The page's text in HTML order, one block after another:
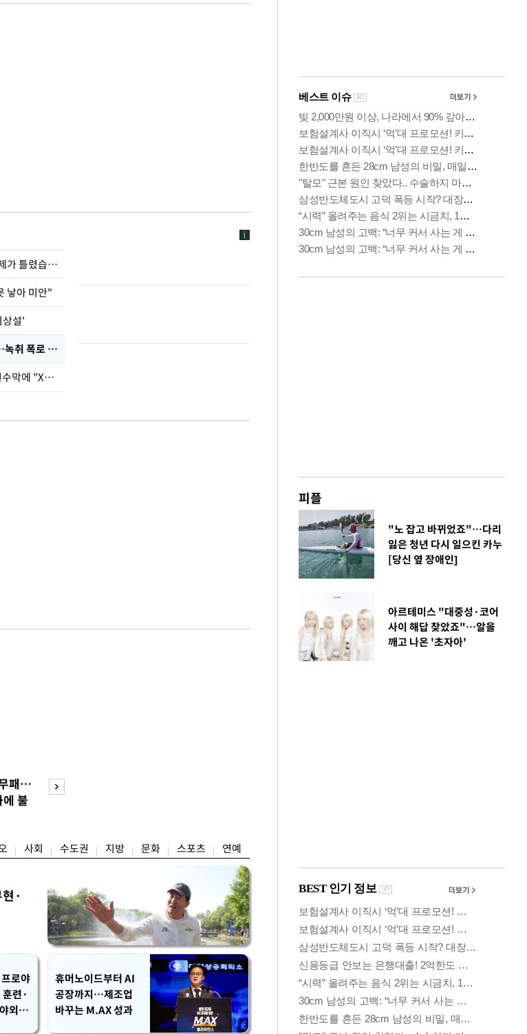
표창원, 남규리에 15년 만에 사과…"제가 틀렸습니다"
낳아 미안"
설'
차가원 "○○○ 까면 주변 다 죽어"…녹취 폭로 파장
김희철, 거꾸로 걸린 광복절 태극기 현수막에 "X돌았네"
패…
불
사회 수도권 지방 문화 스포츠 연예
·
로야
련·
외 훈
휴머노이드부터 AI
공장까지…제조업
바꾸는 M.AX 성과
피플
"노 잡고 바뀌었죠"…다리
잃은 청년 다시 일으킨 카누
[당신 옆 장애인]
아르테미스 "대중성·코어
사이 해답 찾았죠"…알을
깨고 나온 '초자아'